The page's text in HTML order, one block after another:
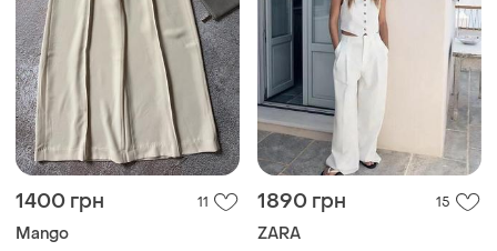
1400 грн 11
Mango
1890 грн 15
ZARA